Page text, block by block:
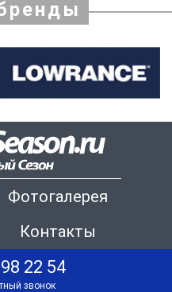
Фотогалерея
Контакты
22 54
звонок